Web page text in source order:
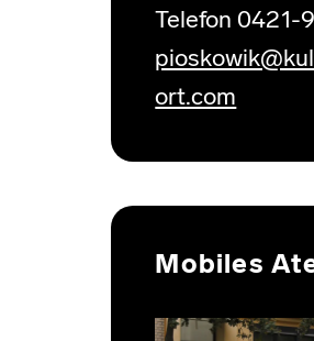
Telefon 0421-
ort.com
Mobiles